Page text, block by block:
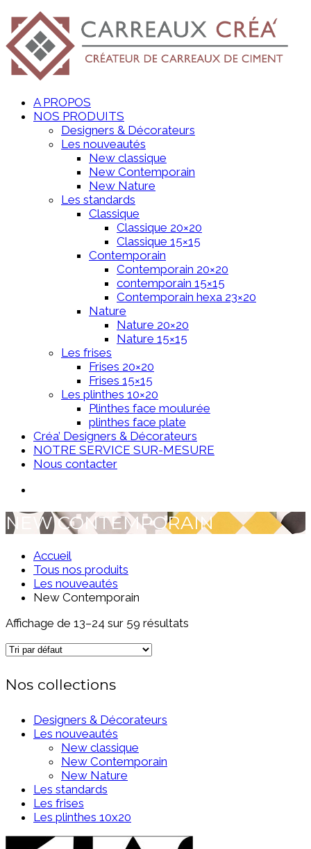
A PROPOS
NOS PRODUITS
Designers & Décorateurs
Les nouveautés
New classique
New Contemporain
New Nature
Les standards
Classique
Classique 20×20
Classique 15×15
Contemporain
Contemporain 20×20
contemporain 15×15
Contemporain hexa 23×20
Nature
Nature 20×20
Nature 15×15
Les frises
Frises 20×20
Frises 15×15
Les plinthes 10×20
Plinthes face moulurée
plinthes face plate
Créa’ Designers & Décorateurs
NOTRE SERVICE SUR-MESURE
Nous contacter
NEW CONTEMPORAIN
Accueil
Tous nos produits
Les nouveautés
New Contemporain
Affichage de 13–24 sur 59 résultats
Nos collections
Designers & Décorateurs
Les nouveautés
New classique
New Contemporain
New Nature
Les standards
Les frises
Les plinthes 10x20